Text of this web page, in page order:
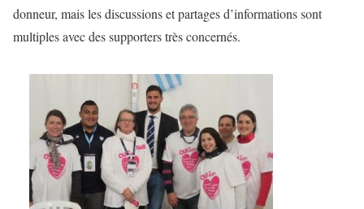
donneur, mais les discussions et partages d’informations sont
multiples avec des supporters très concernés.